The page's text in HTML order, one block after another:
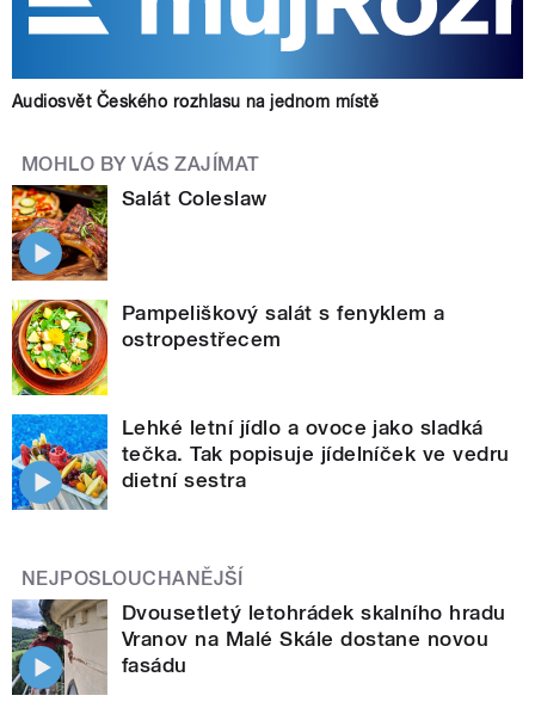
Audiosvět Českého rozhlasu na jednom místě
MOHLO BY VÁS ZAJÍMAT
Salát Coleslaw
Pampeliškový salát s fenyklem a
ostropestřecem
Lehké letní jídlo a ovoce jako sladká
tečka. Tak popisuje jídelníček ve vedru
dietní sestra
NEJPOSLOUCHANĚJŠÍ
Dvousetletý letohrádek skalního hradu
Vranov na Malé Skále dostane novou
fasádu